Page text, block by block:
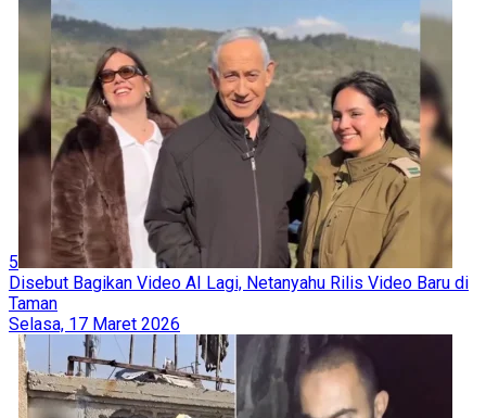
5
Disebut Bagikan Video AI Lagi, Netanyahu Rilis Video Baru di
Taman
Selasa, 17 Maret 2026